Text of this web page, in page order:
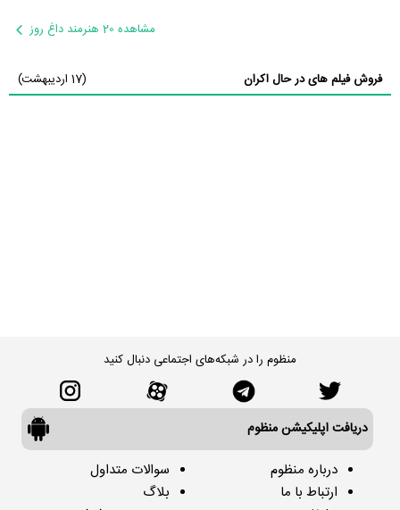
مشاهده 20 هنرمند داغ روز
فروش فیلم های در حال اکران (17 اردیبهشت)
منظوم را در شبکه‌های اجتماعی دنبال کنید
دریافت اپلیکیشن منظوم
درباره منظوم
ارتباط با ما
سوالات متداول
بلاگ